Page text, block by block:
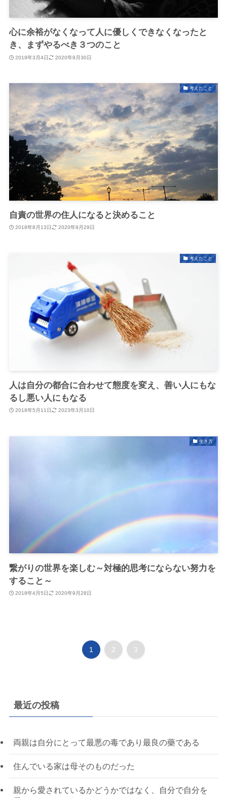
心に余裕がなくなって人に優しくできなくなったと
き、まずやるべき３つのこと
2019年3月4日 2020年9月30日
考えたこと
自責の世界の住人になると決めること
2018年8月13日 2020年9月29日
考えたこと
人は自分の都合に合わせて態度を変え、善い人にもな
るし悪い人にもなる
2018年5月11日 2023年3月10日
生き方
繋がりの世界を楽しむ～対極的思考にならない努力を
すること～
2018年4月5日 2020年9月28日
1 2 3
最近の投稿
両親は自分にとって最悪の毒であり最良の藥である
住んでいる家は母そのものだった
親から愛されているかどうかではなく、自分で自分を